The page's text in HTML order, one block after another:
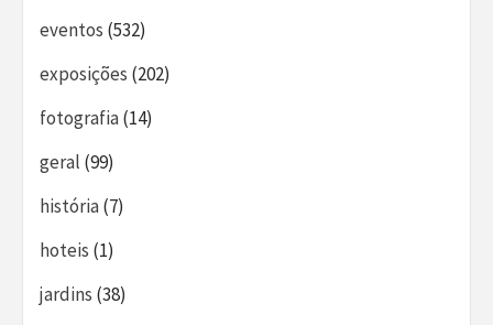
eventos (532)
exposições (202)
fotografia(14)
geral (99)
história(7)
hoteis (1)
jardins (38)